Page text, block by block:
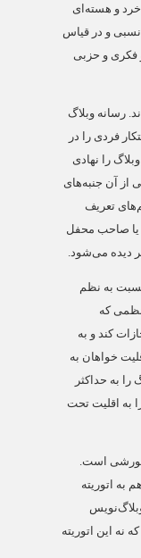
خرد و هسته‌ای
نسبی و در قیاس
فکری و حزبی
رسانه وبلاگ
فردی را در
را نهادی
از آن جنبه‌های
تعریف
یا صاحب محفل
دیده می‌شود.
به نظم
که
کند و به
خواهان به
به حداکثر
به اقلیت تحت
شورشی است.
به اتوریته
نه این اتوریته